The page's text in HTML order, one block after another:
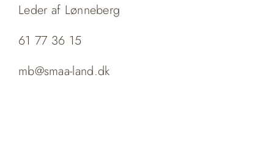
Leder af Lønneberg
61 77 36 15
mb@smaa-land.dk